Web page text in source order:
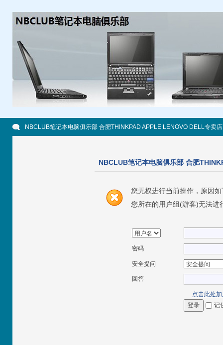
NBCLUB笔记本电脑俱乐部 合肥THINKPAD APPLE LENOVO DELL专卖店
NBCLUB笔记本电脑俱乐部 合肥
您无权进行当前操作，原因如
您所在的用户组(游客)无法进
密码
安全提问
回答
点击此处
登录
记